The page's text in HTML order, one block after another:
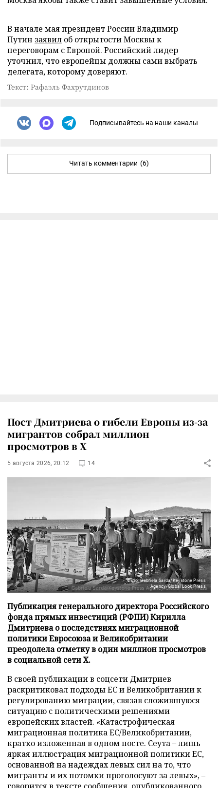
В начале мая президент России Владимир
Путин заявил об открытости Москвы к
переговорам с Европой. Российский лидер
уточнил, что европейцы должны сами выбрать
делегата, которому доверяют.
Текст: Рафаэль Фахрутдинов
Подписывайтесь на наши каналы
Читать комментарии (6)
Пост Дмитриева о гибели Европы из-за
мигрантов собрал миллион
просмотров в X
5 августа 2026, 20:12 14
Фото: Gabriela Sarda/Keystone Press
Agency/Global Look Press
Публикация генерального директора Российского
фонда прямых инвестиций (РФПИ) Кирилла
Дмитриева о последствиях миграционной
политики Евросоюза и Великобритании
преодолела отметку в один миллион просмотров
в социальной сети X.
В своей публикации в соцсети Дмитриев
раскритиковал подходы ЕС и Великобритании к
регулированию миграции, связав сложившуюся
ситуацию с политическими решениями
европейских властей. «Катастрофическая
миграционная политика ЕС/Великобритании,
кратко изложенная в одном посте. Сеута – лишь
яркая иллюстрация миграционной политики ЕС,
основанной на надеждах левых сил на то, что
мигранты и их потомки проголосуют за левых», –